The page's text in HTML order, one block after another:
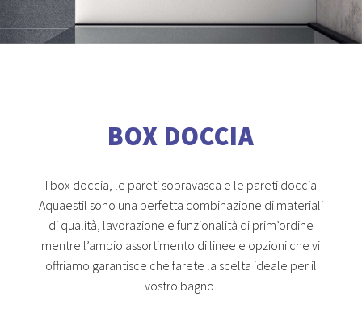
BOX DOCCIA
I box doccia, le pareti sopravasca e le pareti doccia
Aquaestil sono una perfetta combinazione di materiali
di qualità, lavorazione e funzionalità di prim’ordine
mentre l’ampio assortimento di linee e opzioni che vi
offriamo garantisce che farete la scelta ideale per il
vostro bagno.